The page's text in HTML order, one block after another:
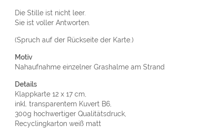
Die Stille ist nicht leer.
Sie ist voller Antworten.
(Spruch auf der Rückseite der Karte.)
Motiv
Nahaufnahme einzelner Grashalme am Strand
Details
Klappkarte 12 x 17 cm,
inkl. transparentem Kuvert B6,
300g hochwertiger Qualitätsdruck,
Recyclingkarton weiß matt